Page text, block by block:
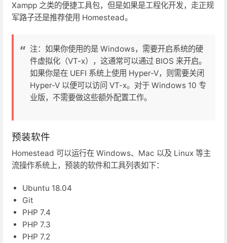
Xampp 之类的便捷工具包，但是如果是工程化开发，走正规
军路子还是推荐使用 Homestead。
注：如果你使用的是 Windows，需要开启系统的硬
件虚拟化（VT-x），这通常可以通过 BIOS 来开启。
如果你是在 UEFI 系统上使用 Hyper-V，则需要关闭
Hyper-V 以便可以访问 VT-x。对于 Windows 10 专
业版，不需要做这些额外配置工作。
预装软件
Homestead 可以运行在 Windows、Mac 以及 Linux 等主
流操作系统上，预装的软件和工具列表如下：
Ubuntu 18.04
Git
PHP 7.4
PHP 7.3
PHP 7.2